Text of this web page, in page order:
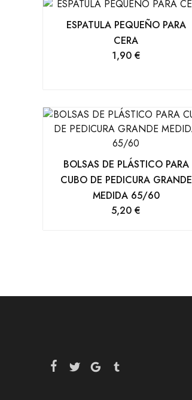
ESPATULA PEQUEÑO PARA
CERA
1,90 €
BOLSAS DE PLÁSTICO PARA
CUBO DE PEDICURA GRANDE
MEDIDA 65/60
5,20€